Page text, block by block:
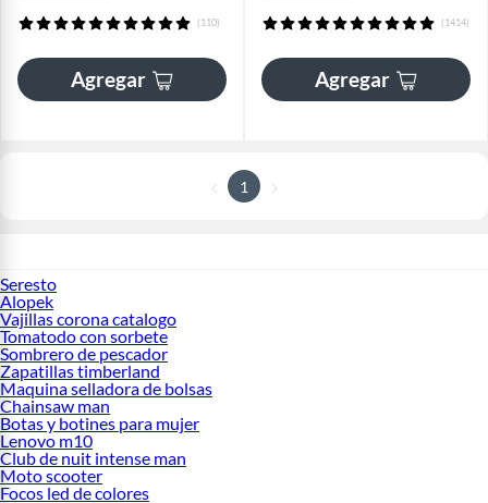
(110)
Agregar
(1414)
Agregar
1
Seresto
Alopek
Vajillas corona catalogo
Tomatodo con sorbete
Sombrero de pescador
Zapatillas timberland
Maquina selladora de bolsas
Chainsaw man
Botas y botines para mujer
Lenovo m10
Club de nuit intense man
Moto scooter
Focos led de colores